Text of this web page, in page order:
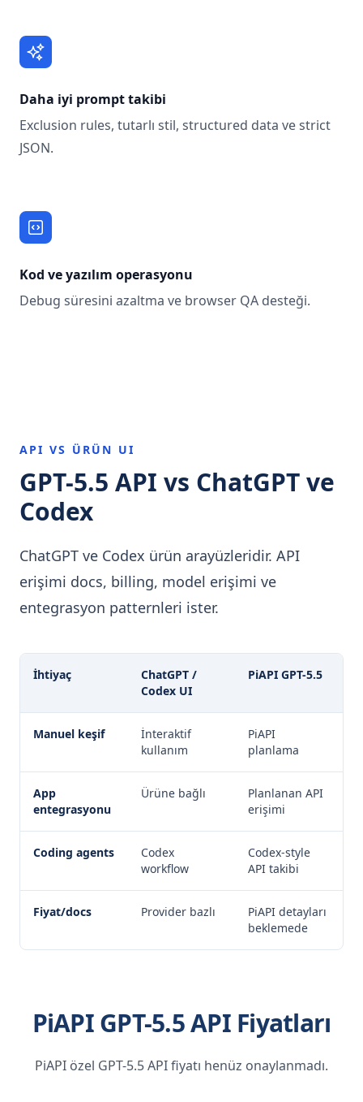
Daha iyi prompt takibi
Exclusion rules, tutarlı stil, structured data ve strict
JSON.
Kod ve yazılım operasyonu
Debug süresini azaltma ve browser QA desteği.
API VS ÜRÜN UI
GPT-5.5 API vs ChatGPT ve
Codex
ChatGPT ve Codex ürün arayüzleridir. API
erişimi docs, billing, model erişimi ve
entegrasyon patternleri ister.
İhtiyaç
ChatGPT /
Codex UI
PiAPI GPT-5.5
Manuel keşif
İnteraktif
kullanım
PiAPI
planlama
App
entegrasyonu
Ürüne bağlı
Planlanan API
erişimi
Coding agents
Codex
workflow
Codex-style
API takibi
Fiyat/docs Provider bazlı
PiAPI detayları
beklemede
PiAPI GPT-5.5 API Fiyatları
PiAPI özel GPT-5.5 API fiyatı henüz onaylanmadı.